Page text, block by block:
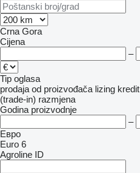
Crna Gora
Cijena
–
Tip oglasa
prodaja od proizvođača lizing kredit
(trade-in) razmjena
Godina proizvodnje
–
Евро
Euro 6
Agroline ID